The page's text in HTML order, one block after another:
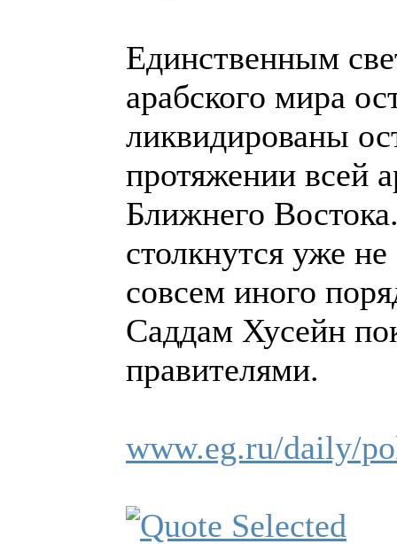
Единственным
арабского мира
ликвидированы
протяжении всей
Ближнего
столкнутся уже
совсем иного
Саддам Хусейн
правителями.
www.eg.ru/daily/